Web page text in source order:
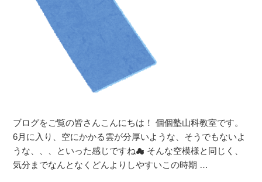
＠
個
個
塾
ブログをご覧の皆さんこんにちは！ 個個塾山科教室です。
6月に入り、空にかかる雲が分厚いような、そうでもないよ
うな、、、といった感じですね☁ そんな空模様と同じく、
気分までなんとなくどんよりしやすいこの時期 …